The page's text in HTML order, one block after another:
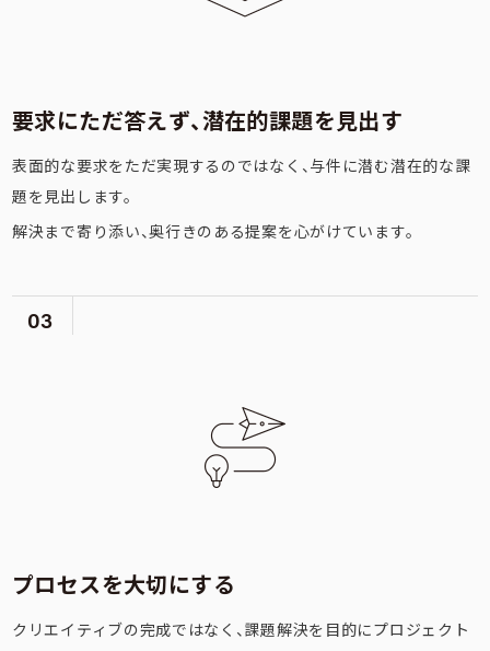
要求にただ答えず、潜在的課題を見出す
表面的な要求をただ実現するのではなく、与件に潜む潜在的な課
題を見出します。
解決まで寄り添い、奥行きのある提案を心がけています。
03
プロセスを大切にする
クリエイティブの完成ではなく、課題解決を目的にプロジェクト